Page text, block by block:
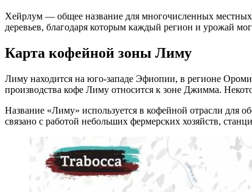
Хейрлум — общее название для многочисленных
деревьев, благодаря которым каждый регион и урожай
Карта кофейной зоны Лиму
Лиму находится на юго-западе Эфиопии, в регионе
производства кофе Лиму относится к зоне Джимма.
Название «Лиму» используется в кофейной отрасли для
связано с работой небольших фермерских хозяйств,